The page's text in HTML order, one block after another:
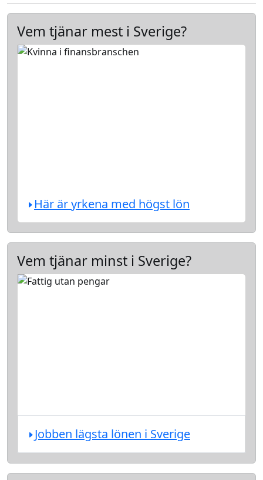
Vem tjänar mest i Sverige?
Här är yrkena med högst lön
Vem tjänar minst i Sverige?
Jobben lägsta lönen i Sverige